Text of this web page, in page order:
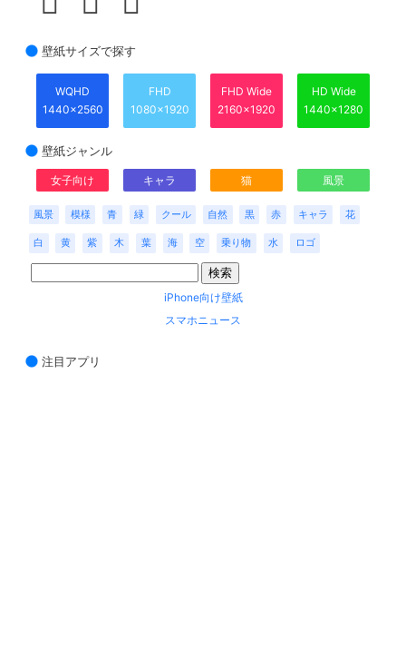
壁紙サイズで探す
WQHD
1440x2560
FHD
1080x1920
FHD Wide
2160x1920
HD Wide
1440x1280
壁紙ジャンル
女子向け キャラ 猫 風景
風景 模様 青 緑 クール 自然 黒 赤 キャラ 花
白 黄 紫 木 葉 海 空 乗り物 水 ロゴ
iPhone向け壁紙
スマホニュース
注目アプリ